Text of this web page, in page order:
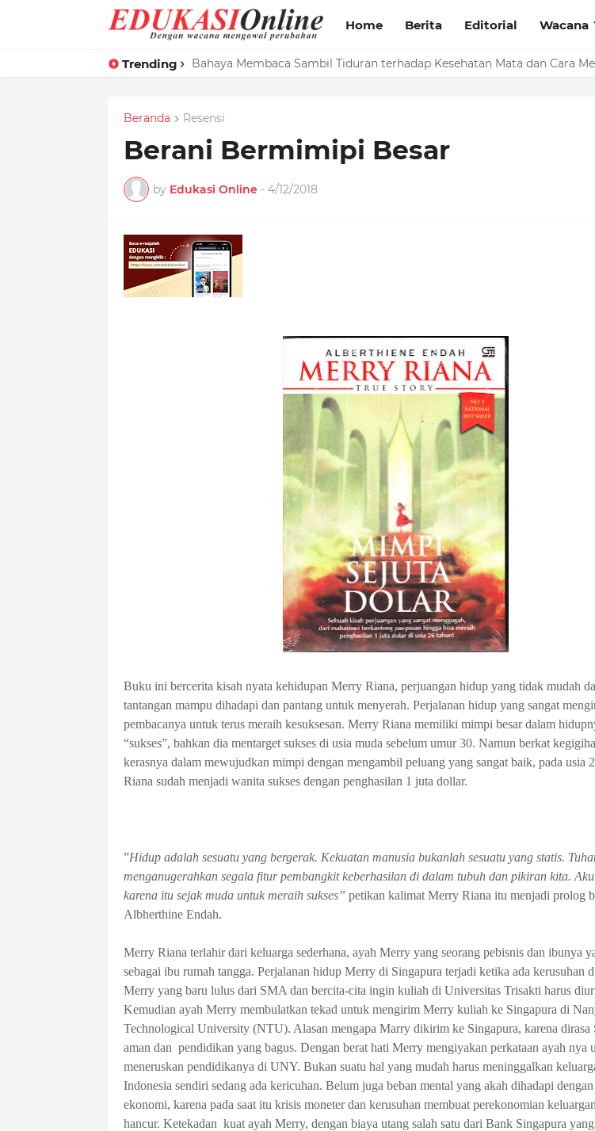
Home Berita Editorial Wacana
Trending Bahaya Membaca Sambil Tiduran terhadap Kesehatan Mata dan Cara
HMJ MPI Bekali Mahasiswa Branding Produk dengan Pelatihan
Beranda Resensi
Berani Bermimipi Besar
by Edukasi Online - 4/12/2018
Buku ini bercerita kisah nyata kehidupan Merry Riana, perjuangan hidup yang tidak mudah
tantangan mampu dihadapi dan pantang untuk menyerah. Perjalanan hidup yang sangat
pembacanya untuk terus meraih kesuksesan. Merry Riana memiliki mimpi besar dalam
“sukses”, bahkan dia mentarget sukses di usia muda sebelum umur 30. Namun berkat
kerasnya dalam mewujudkan mimpi dengan mengambil peluang yang sangat baik, pada usia
Riana sudah menjadi wanita sukses dengan penghasilan 1 juta dollar.
”Hidup adalah sesuatu yang bergerak. Kekuatan manusia bukanlah sesuatu yang statis.
menganugerahkan segala fitur pembangkit keberhasilan di dalam tubuh dan pikiran kita.
karena itu sejak muda untuk meraih sukses” petikan kalimat Merry Riana itu menjadi prolog
Albherthine Endah.
Merry Riana terlahirdari keluarga sederhana, ayah Merry yang seorang pebisnis dan ibunya
sebagai ibu rumah tangga. Perjalanan hidup Merry di Singapura terjadi ketika ada kerusuhan
Merry yang baru lulus dari SMA dan bercita-cita ingin kuliah di Universitas Trisakti harus
Kemudian ayah Merry membulatkan tekad untuk mengirim Merry kuliah ke Singapura di
Technological University (NTU). Alasan mengapa Marry dikirim ke Singapura, karena dirasa
aman dan pendidikan yang bagus. Dengan berat hati Merry mengiyakan perkataan ayah nya
meneruskan pendidikanya di UNY. Bukan suatu hal yang mudah harus meninggalkan
Indonesia sendiri sedang ada kericuhan. Belum juga beban mental yang akah dihadapi dengan
ekonomi, karena pada saat itu krisis moneter dan kerusuhan membuat perekonomian
hancur. Ketekadan kuat ayah Merry, dengan biaya utang salah satu dari Bank Singapura